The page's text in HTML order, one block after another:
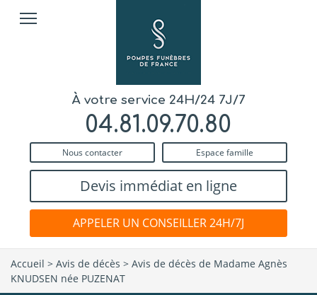
À votre service 24H/24 7J/7
04.81.09.70.80
Nous contacter Espace famille
Devis immédiat en ligne
APPELER UN CONSEILLER 24H/7J
Accueil > Avis de décès > Avis de décès de Madame Agnès
KNUDSEN née PUZENAT